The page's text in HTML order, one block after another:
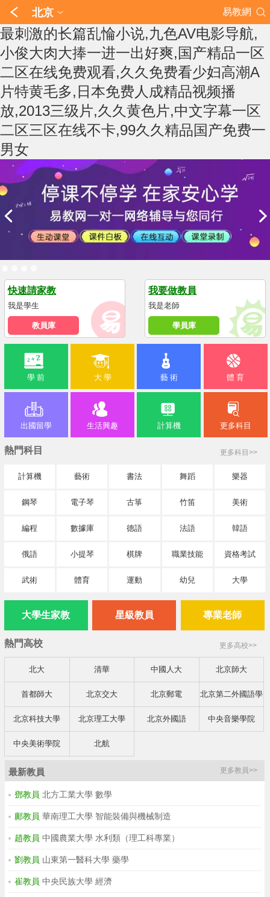
最刺激的长篇乱惀小说,九色AV电影导航,
小俊大肉大捧一进一出好爽,国产精品一区
二区在线免费观看,久久免费看少妇高潮A
片特黄毛多,日本免费人成精品视频播
放,2013三级片,久久黄色片,中文字幕一区
二区三区在线不卡,99久久精品国产免费一
男女
北京 易教網
快速請家教
我是學生
教員庫
我要做教員
我是老師
學員庫
學 前 大 學 藝 術 體 育
出國留學 生活興趣 計算機 更多科目
熱門科目 更多科目>>
計算機 藝術 書法 舞蹈 樂器
鋼琴 電子琴 古箏 竹笛 美術
編程 數據庫 德語 法語 韓語
俄語 小提琴 棋牌 職業技能 資格考試
武術 體育 運動 幼兒 大學
大學生家教 星級教員 專業老師
熱門高校 更多高校>>
北大 清華 中國人大 北京師大
首都師大 北京交大 北京郵電 北京第二外國語學
院
北京科技大學 北京理工大學 北京外國語 中央音樂學院
中央美術學院 北航
更多教員>>
最新教員
鄧教員 北方工業大學 數學
鄺教員 華南理工大學 智能裝備與機械制造
趙教員 中國農業大學 水利類（理工科專業）
劉教員 山東第一醫科大學 藥學
崔教員 中央民族大學 經濟